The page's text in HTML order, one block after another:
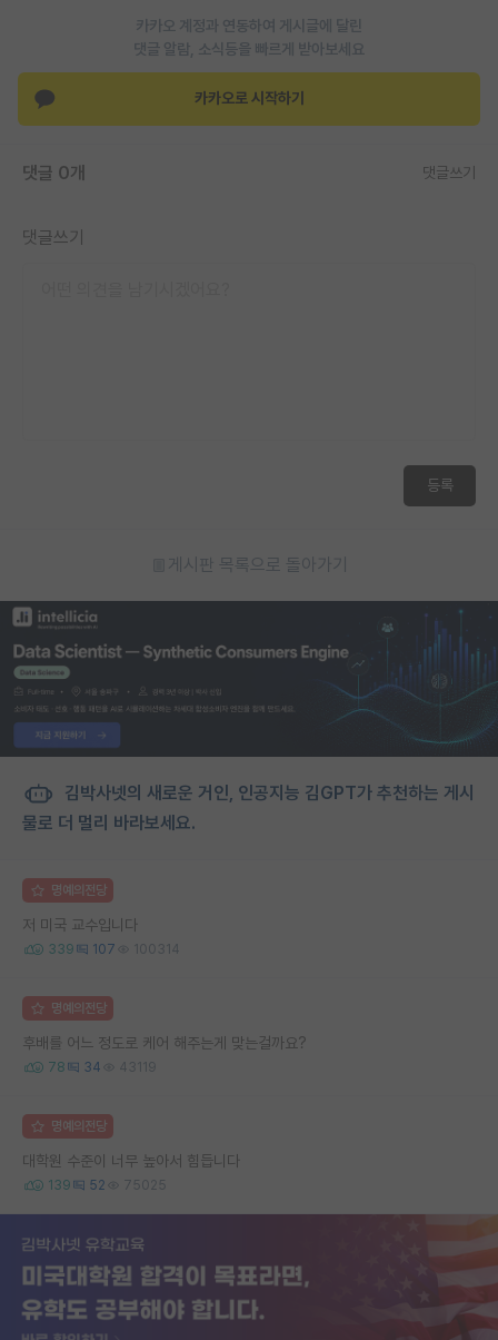
장학금/장학생 게시판
유학교육
카카오 계정과 연동하여 게시글에 달린
댓글 알람, 소식등을 빠르게 받아보세요
카카오로 시작하기
댓글 0개 댓글쓰기
댓글쓰기
등록
게시판 목록으로 돌아가기
김박사넷의 새로운 거인, 인공지능 김GPT가 추천하는 게시
물로 더 멀리 바라보세요.
명예의전당
저 미국 교수입니다
339 107 100314
명예의전당
후배를 어느 정도로 케어 해주는게 맞는걸까요?
78 34 43119
명예의전당
대학원 수준이 너무 높아서 힘듭니다
139 52 75025